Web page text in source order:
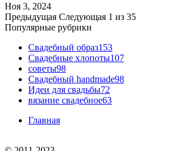
Ноя 3, 2024
Предыдущая Следующая 1 из 35
Популярные рубрики
Свадебный образ153
Свадебные хлопоты107
советы98
Свадебный handmade98
Идеи для свадьбы72
вязание свадебное63
Главная